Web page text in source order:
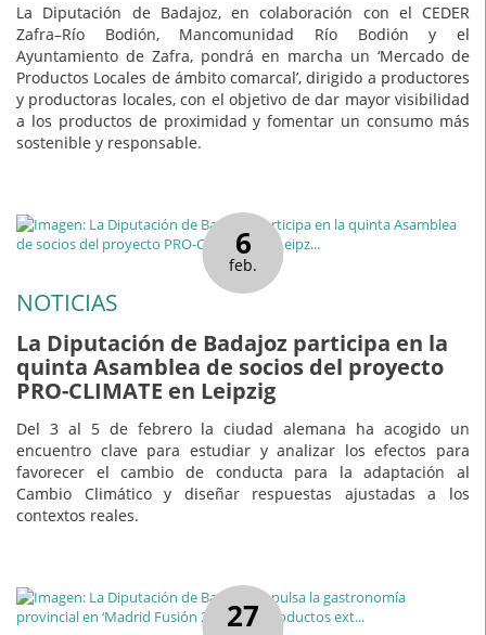
La Diputación de Badajoz, en colaboración con el CEDER
Zafra–Río Bodión, Mancomunidad Río Bodión y el
Ayuntamiento de Zafra, pondrá en marcha un ‘Mercado de
Productos Locales de ámbito comarcal’, dirigido a productores
y productoras locales, con el objetivo de dar mayor visibilidad
a los productos de proximidad y fomentar un consumo más
sostenible y responsable.
6
feb.
NOTICIAS
La Diputación de Badajoz participa en la
quinta Asamblea de socios del proyecto
PRO-CLIMATE en Leipzig
Del 3 al 5 de febrero la ciudad alemana ha acogido un
encuentro clave para estudiar y analizar los efectos para
favorecer el cambio de conducta para la adaptación al
Cambio Climático y diseñar respuestas ajustadas a los
contextos reales.
27